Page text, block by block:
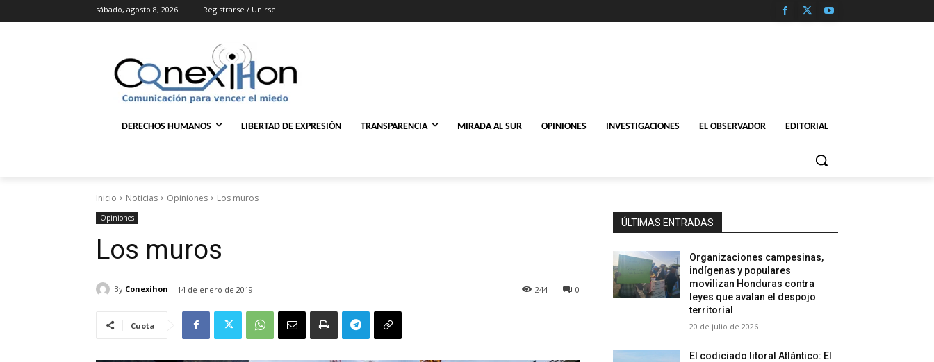
sábado, agosto 8, 2026 Registrarse / Unirse
DERECHOS HUMANOS LIBERTAD DE EXPRESIÓN TRANSPARENCIA MIRADA AL SUR OPINIONES INVESTIGACIONES EL OBSERVADOR EDITORIAL
Inicio Noticias Opiniones Los muros
Opiniones
Los muros
By Conexihon 14 de enero de 2019 0
244
Cuota
ÚLTIMAS ENTRADAS
Organizaciones campesinas,
indígenas y populares
movilizan Honduras contra
leyes que avalan el despojo
territorial
20 de julio de 2026
El codiciado litoral Atlántico: El